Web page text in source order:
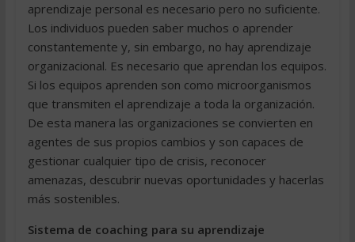
aprendizaje personal es necesario pero no suficiente.
Los individuos pueden saber muchos o aprender
constantemente y, sin embargo, no hay aprendizaje
organizacional. Es necesario que aprendan los equipos.
Si los equipos aprenden son como microorganismos
que transmiten el aprendizaje a toda la organización.
De esta manera las organizaciones se convierten en
agentes de sus propios cambios y son capaces de
gestionar cualquier tipo de crisis, reconocer
amenazas, descubrir nuevas oportunidades y hacerlas
más sostenibles.
Sistema de coaching para su aprendizaje